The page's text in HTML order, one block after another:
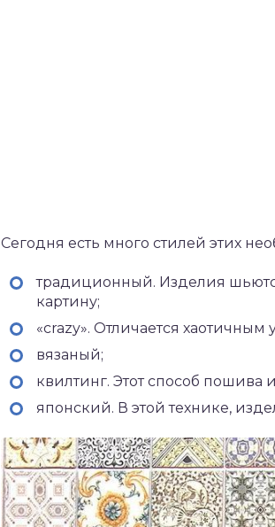
Сегодня есть много стилей этих
традиционный. Изделия
картину;
«сrazy». Отличается хаотичным
вязаный;
квилтинг. Этот способ пошива
японский. В этой технике,